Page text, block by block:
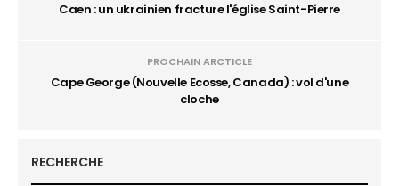
Caen : un ukrainien fracture l'église Saint-Pierre
PROCHAIN ARCTICLE
Cape George (Nouvelle Ecosse, Canada) : vol d'une
cloche
RECHERCHE